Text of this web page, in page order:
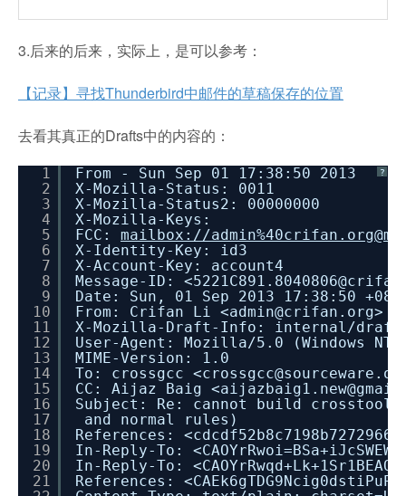
3.后来的后来，实际上，是可以参考：
【记录】寻找Thunderbird中邮件的草稿保存的位置
去看其真正的Drafts中的内容的：
?
1
2
3
4
5
6
7
8
9
10
11
12
13
14
15
16
17
18
19
20
21
From - Sun Sep 01 17:38:50 2013
X-Mozilla-Status: 0011
X-Mozilla-Status2: 00000000
X-
FCC: mailbox://
X-Identity-Key: id3
X-Account-Key: account4
Message-ID:
Date: Sun, 01 Sep 2013 17:38:50
From: Crifan Li <admin@crifan.org>
X-Mozilla-Draft-Info: internal/draft;
User-Agent: Mozilla/5.0 (Windows NT
MIME-Version: 1.0
To: crossgcc
CC: Aijaz Baig
Subject: Re: cannot build
and normal rules)
References:
In-Reply-To:
In-Reply-To:
References: